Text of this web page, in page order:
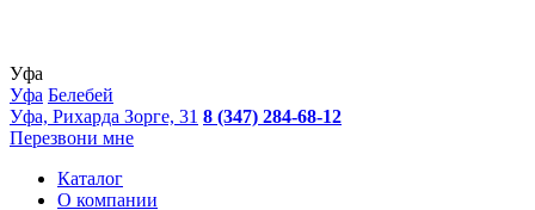
Уфа
Уфа Белебей
Уфа, Рихарда Зорге, 31 8 (347) 284-68-12
Перезвони мне
Каталог
О компании